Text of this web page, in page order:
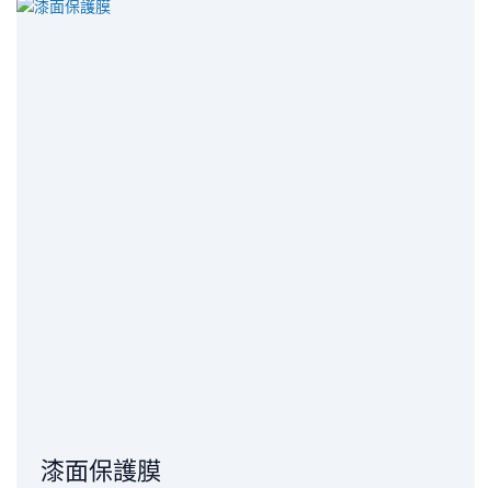
漆面保護膜